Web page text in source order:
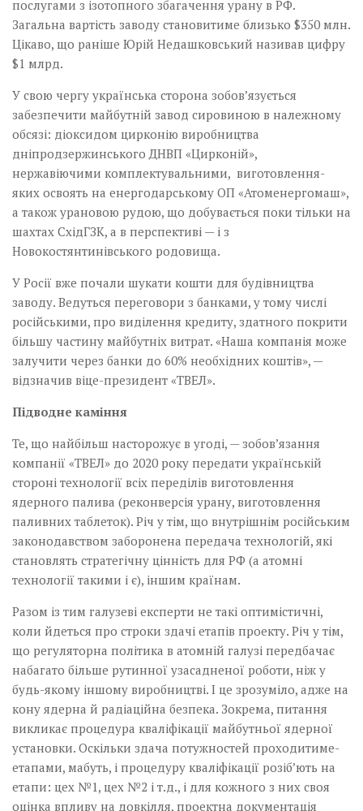
послугами з ізотопного збагачення урану в РФ.
Загальна вартість заводу становитиме близько $350 млн.
Цікаво, що раніше Юрій Недашковський називав цифру
$1 млрд.
У свою чергу українська сторона зобов’язується
забезпечити майбутній завод сировиною в належному
обсязі: діоксидом цирконію виробництва
дніпродзержинського ДНВП «Цирконій»,
нержавіючими комплектувальними, виготовлен­ня­
яких­ освоять на енергодарсь­кому ОП «Атоменергомаш»,
а також урановою рудою, що добувається поки тільки на
шахтах СхідГЗК, а в перспективі — і з
Новокостянтинівського родовища.
У Росії вже почали шукати кошти для будівництва
заводу. Ведуться переговори з банками, у тому числі
російськими, про виділення кредиту, здатного покрити
більшу частину майбутніх витрат. «Наша компанія може
залучити через банки до 60% необхідних коштів», —
відзначив віце-президент «ТВЕЛ».
Підводне каміння
Те, що найбільш насторожує в угоді, — зобов’язання
компанії «ТВЕЛ» до 2020 року­ передати українській
стороні технології всіх переділів виготовлення
ядерного палива (реконверсія урану, виготовлення
паливних таблеток). Річ у тім, що внутрішнім російським
законодавством заборонена передача технологій, які
становлять стратегічну цінність для РФ (а атомні
технології такими і є), іншим країнам.
Разом із тим галузеві експерти не такі оптимістичні,
коли йдеться про строки здачі етапів проекту. Річ у тім,
що регуляторна політика в атомній галузі передбачає
набагато більше рутинної узасадненої роботи, ніж у
будь-якому іншому виробництві. І це зрозуміло, адже на
кону ядерна й радіаційна безпека. Зокрема, питання
викликає процедура кваліфікації майбутньої ядерної
установки. Оскільки здача потужностей проходитиме­
етапами, мабуть, і процеду­ру кваліфікації розіб’ють на
етапи: цех №1, цех №2 і т.д., і для кожного з них своя
оцінка впливу на довкілля, проектна документація